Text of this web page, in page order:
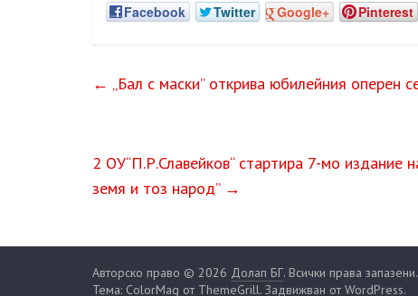
Facebook Twitter Google+ Pinterest
← „Бал с маски” открива юбилейния оперен
2 ОУ“П.Р.Славейков“ стартира 7-мо издание
земя и тоз народ” →
Авторско право © 2026 Долап БГ. Всички права запазени.
Тема: ColorMag от ThemeGrill. Задвижван от WordPress.